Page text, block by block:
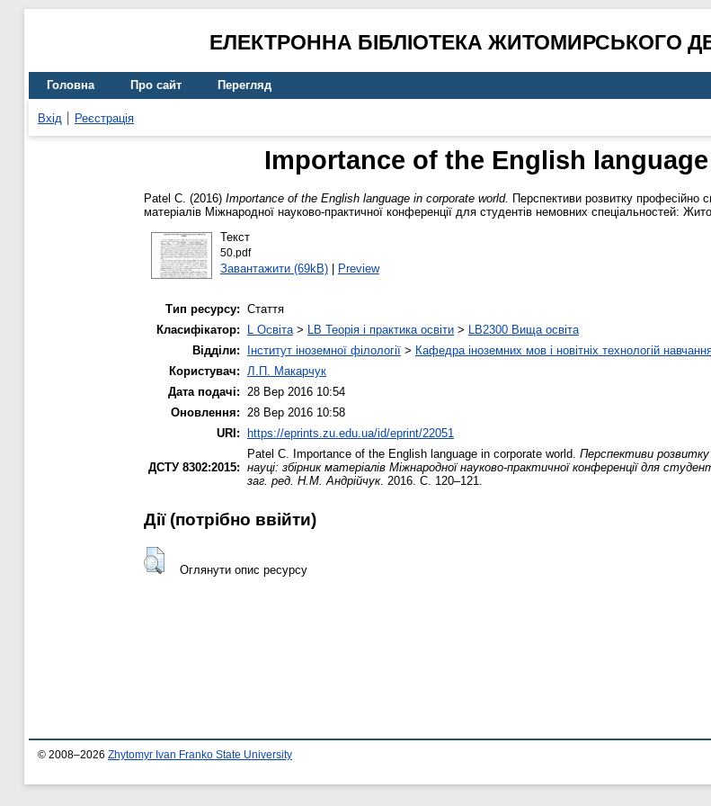
ЕЛЕКТРОННА БІБЛІОТЕКА ЖИТОМИРСЬКОГО
Головна Про сайт Перегляд
Вхід Реєстрація
Importance of the English
Patel C. (2016) Importance of the English language in corporate world. Перспективи розвитку професійно
матеріалів Міжнародної науково-практичної конференції для студентів немовних спеціальностей:
Текст
50.pdf
Завантажити (69kB)| Preview
Тип ресурсу: Стаття
Класифікатор:
L Освіта> LB Теорія і практика освіти > LB2300 Вища освіта
Відділи:
Інститут іноземної філології > Кафедра іноземних мов і новітніх технологій
Користувач: Л.П. Макарчук
Дата подачі: 28 Вер 2016 10:54
Оновлення: 28 Вер 2016 10:58
URI:
https://eprints.zu.edu.ua/id/eprint/22051
ДСТУ 8302:2015:
Patel C. Importance of the English language in corporate world. Перспективи розвитку
науці: збірник матеріалів Міжнародної науково-практичної конференції для
заг. ред. Н.М. Андрійчук. 2016. С. 120–121.
Дії ​​(потрібно ввійти)
Оглянути опис ресурсу
© 2008–2026 Zhytomyr Ivan Franko State University